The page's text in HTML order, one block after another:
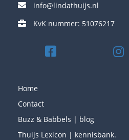
info@lindathuijs.nl
KvK nummer: 51076217
Home
Contact
Buzz & Babbels | blog
Thuijs Lexicon | kennisbank.